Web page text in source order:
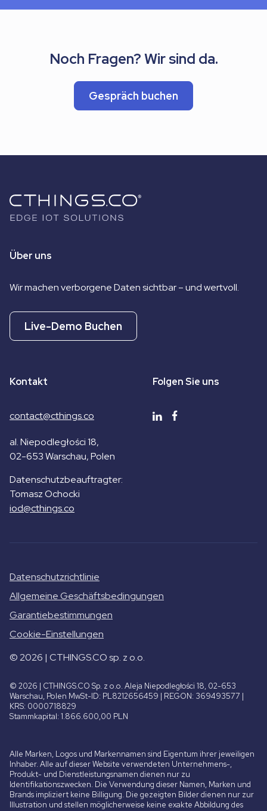
Noch Fragen? Wir sind da.
Gespräch buchen
Über uns
Wir machen verborgene Daten sichtbar – und wertvoll.
Live-Demo Buchen
Kontakt
contact@cthings.co
al. Niepodległości 18,
02-653 Warschau, Polen
Datenschutzbeauftragter:
Tomasz Ochocki
iod@cthings.co
Folgen Sie uns
Datenschutzrichtlinie
Allgemeine Geschäftsbedingungen
Garantiebestimmungen
Cookie-Einstellungen
© 2026 | CTHINGS.CO sp. z o.o.
© 2026 | CTHINGS.CO Sp. z o.o. Aleja Niepodległości 18, 02-653
Warschau, Polen MwSt-ID: PL8212656459 | REGON: 369493577 |
KRS: 0000718829
Stammkapital: 1.866.600,00 PLN
Alle Marken, Logos und Markennamen sind Eigentum ihrer jeweiligen
Inhaber. Alle auf dieser Website verwendeten Unternehmens-,
Produkt- und Dienstleistungsnamen dienen nur zu
Identifikationszwecken. Die Verwendung dieser Namen, Marken und
Brands impliziert keine Billigung. Die gezeigten Bilder dienen nur zur
Illustration und stellen möglicherweise keine exakte Abbildung des